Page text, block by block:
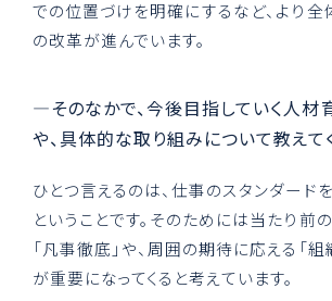
での位置づけを明確にするなど、より
の改革が進んでいます。
—そのなかで、今後目指していく人材
や、具体的な取り組みについて教えて
ひとつ言えるのは、仕事のスタンダード
ということです。そのためには当たり前
「凡事徹底」や、周囲の期待に応える「
が重要になってくると考えています。